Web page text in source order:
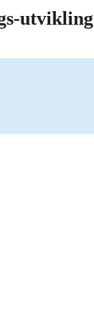
utvikling